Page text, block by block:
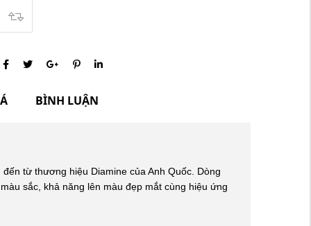
BÌNH LUẬN
từ thương hiệu Diamine của Anh Quốc. Dòng
sắc, khả năng lên màu đẹp mắt cùng hiệu ứng